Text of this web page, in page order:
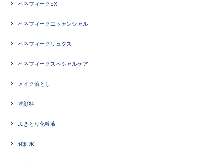
ベネフィークEX
ベネフィークエッセンシャル
ベネフィークリュクス
ベネフィークスペシャルケア
メイク落とし
洗顔料
ふきとり化粧液
化粧水